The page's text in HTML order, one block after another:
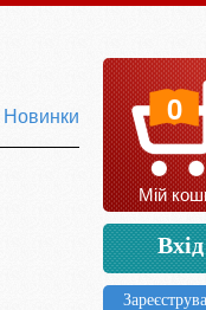
Новинки 0
Мій
Вхід